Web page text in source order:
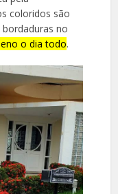
coloridos são
no
o dia todo.